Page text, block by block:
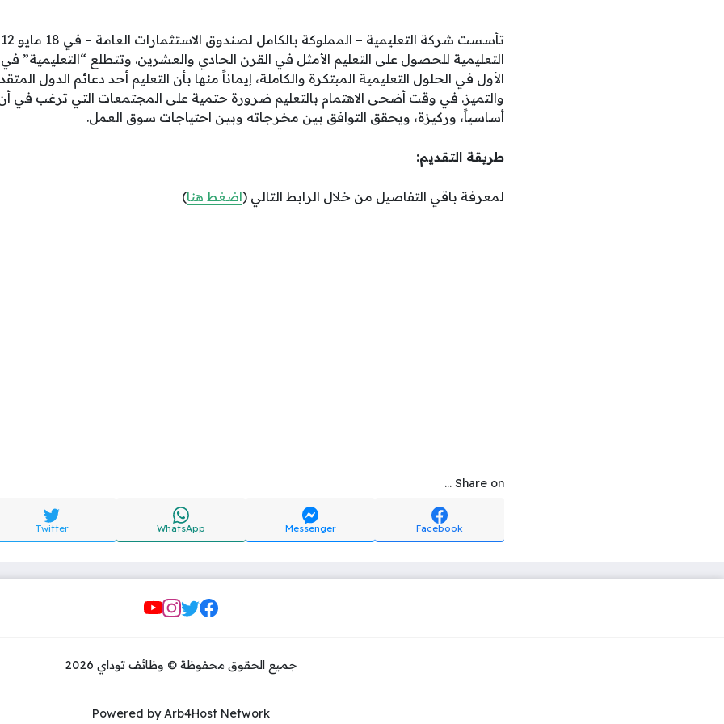
التعليمية للحصول على التعليم الأمثل في القرن الحادي والعشرين. وتتطلع “التعليمية”
الأول في الحلول التعليمية المبتكرة والكاملة، إيماناً منها بأن التعليم أحد دعائم الدول
والتميز. في وقت أضحى الاهتمام بالتعليم ضرورة حتمية على المجتمعات التي ترغب في
أساسياً، وركيزة، ويحقق التوافق بين مخرجاته وبين احتياجات سوق العمل.
طريقة التقديم:
لمعرفة باقي التفاصيل من خلال الرابط التالي (اضغط هنا)
Share on ...
Facebook
Messenger
WhatsApp
Twitter
Social Links
جميع الحقوق محفوظة © وظائف توداي 2026
Powered by Arb4Host Network